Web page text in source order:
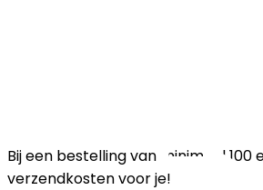
Bij een bestelling van minimaal 100
verzendkosten voor je!